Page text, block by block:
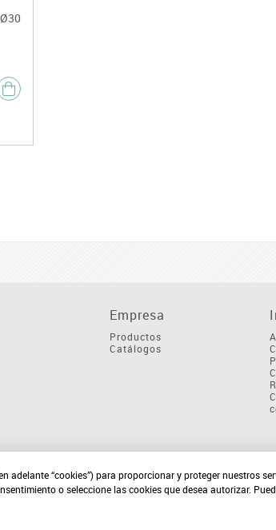
Empresa
Productos
Catálogos
“cookies”) para proporcionar y proteger nuestros
o seleccione las cookies que desea autorizar.